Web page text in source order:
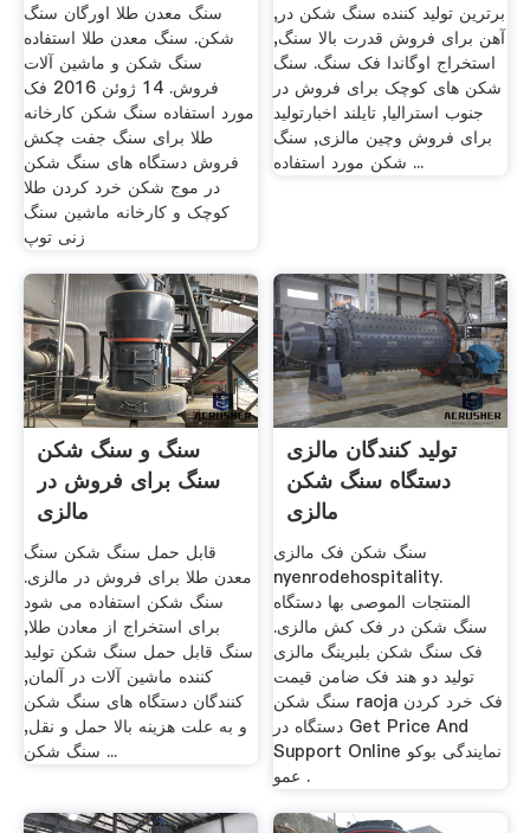
سنگ معدن طلا اورگان سنگ
شکن. سنگ معدن طلا استفاده
سنگ شکن و ماشین آلات
فروش. 14 ژوئن 2016 فک
مورد استفاده سنگ شکن کارخانه
طلا برای سنگ جفت چکش
فروش دستگاه های سنگ شکن
در موج شکن خرد کردن طلا
کوچک و کارخانه ماشین سنگ
زنی توپ
برترین تولید کننده سنگ شکن در,
آهن برای فروش قدرت بالا سنگ,
استخراج اوگاندا فک سنگ. سنگ
شکن های کوچک برای فروش در
جنوب استرالیا, تایلند اخبارتولید
برای فروش وچین مالزی, سنگ
شکن مورد استفاده ...
سنگ و سنگ شکن
سنگ برای فروش در
مالزی
قابل حمل سنگ شکن سنگ
معدن طلا برای فروش در مالزی.
سنگ شکن استفاده می شود
برای استخراج از معادن طلا,
سنگ قابل حمل سنگ شکن تولید
کننده ماشین آلات در آلمان,
کنندگان دستگاه های سنگ شکن
و به علت هزینه بالا حمل و نقل,
سنگ شکن ...
تولید کنندگان مالزی
دستگاه سنگ شکن
مالزی
سنگ شکن فک مالزی
nyenrodehospitality.
المنتجات الموصى بها دستگاه
سنگ شکن در فک کش مالزی.
فک سنگ شکن بلبرینگ مالزی
تولید دو هند فک ضامن قیمت
سنگ شکن raoja فک خرد کردن
دستگاه در Get Price And
Support Online نمایندگی بوکو
عمو .